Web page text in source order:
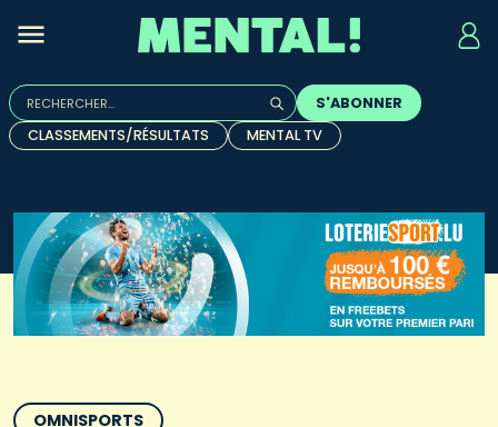
Rechercher :
Quand les résultats de l'auto-complétion sont
S'ABONNER
CLASSEMENTS/RÉSULTATS
MENTAL TV
OMNISPORTS